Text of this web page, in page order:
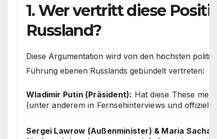
1. Wer vertritt diese
Russland?
Diese Argumentation wird von den höchsten
Führung ebenen Russlands gebündelt vertreten:
Wladimir Putin (Präsident): Hat diese These
(unter anderem in Fernsehinterviews und
Sergei Lawrow (Außenminister) & Maria